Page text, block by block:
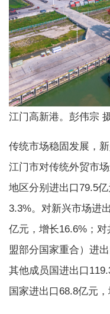
江门高新港。彭伟宗
传统市场稳固发展，
江门市对传统外贸市
地区分别进出口79.5亿
3.3%。对新兴市场进
亿元，增长16.6%；对
盟部分国家重合）进
其他成员国进出口
国家进出口68.8亿元，